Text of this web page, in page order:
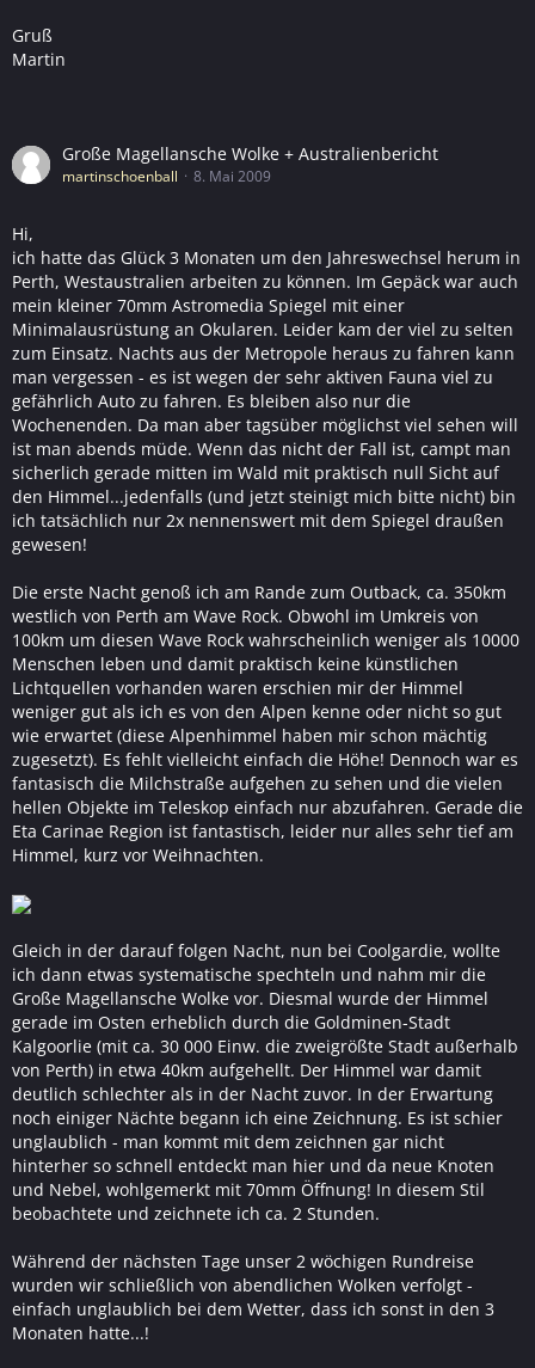
Gruß
Martin
Große Magellansche Wolke + Australienbericht
martinschoenball 8. Mai 2009
Hi,
ich hatte das Glück 3 Monaten um den Jahreswechsel herum in
Perth, Westaustralien arbeiten zu können. Im Gepäck war auch
mein kleiner 70mm Astromedia Spiegel mit einer
Minimalausrüstung an Okularen. Leider kam der viel zu selten
zum Einsatz. Nachts aus der Metropole heraus zu fahren kann
man vergessen - es ist wegen der sehr aktiven Fauna viel zu
gefährlich Auto zu fahren. Es bleiben also nur die
Wochenenden. Da man aber tagsüber möglichst viel sehen will
ist man abends müde. Wenn das nicht der Fall ist, campt man
sicherlich gerade mitten im Wald mit praktisch null Sicht auf
den Himmel...jedenfalls (und jetzt steinigt mich bitte nicht) bin
ich tatsächlich nur 2x nennenswert mit dem Spiegel draußen
gewesen!
Die erste Nacht genoß ich am Rande zum Outback, ca. 350km
westlich von Perth am Wave Rock. Obwohl im Umkreis von
100km um diesen Wave Rock wahrscheinlich weniger als 10000
Menschen leben und damit praktisch keine künstlichen
Lichtquellen vorhanden waren erschien mir der Himmel
weniger gut als ich es von den Alpen kenne oder nicht so gut
wie erwartet (diese Alpenhimmel haben mir schon mächtig
zugesetzt). Es fehlt vielleicht einfach die Höhe! Dennoch war es
fantasisch die Milchstraße aufgehen zu sehen und die vielen
hellen Objekte im Teleskop einfach nur abzufahren. Gerade die
Eta Carinae Region ist fantastisch, leider nur alles sehr tief am
Himmel, kurz vor Weihnachten.
Gleich in der darauf folgen Nacht, nun bei Coolgardie, wollte
ich dann etwas systematische spechteln und nahm mir die
Große Magellansche Wolke vor. Diesmal wurde der Himmel
gerade im Osten erheblich durch die Goldminen-Stadt
Kalgoorlie (mit ca. 30 000 Einw. die zweigrößte Stadt außerhalb
von Perth) in etwa 40km aufgehellt. Der Himmel war damit
deutlich schlechter als in der Nacht zuvor. In der Erwartung
noch einiger Nächte begann ich eine Zeichnung. Es ist schier
unglaublich - man kommt mit dem zeichnen gar nicht
hinterher so schnell entdeckt man hier und da neue Knoten
und Nebel, wohlgemerkt mit 70mm Öffnung! In diesem Stil
beobachtete und zeichnete ich ca. 2 Stunden.
Während der nächsten Tage unser 2 wöchigen Rundreise
wurden wir schließlich von abendlichen Wolken verfolgt -
einfach unglaublich bei dem Wetter, dass ich sonst in den 3
Monaten hatte...!